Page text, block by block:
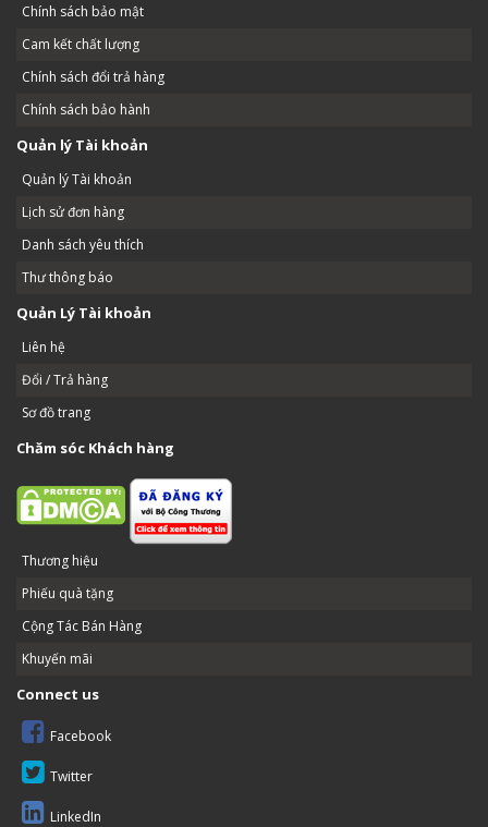
Chính sách bảo mật
Cam kết chất lượng
Chính sách đổi trả hàng
Chính sách bảo hành
Quản lý Tài khoản
Quản lý Tài khoản
Lịch sử đơn hàng
Danh sách yêu thích
Thư thông báo
Quản Lý Tài khoản
Liên hệ
Đổi / Trả hàng
Sơ đồ trang
Chăm sóc Khách hàng
Thương hiệu
Phiếu quà tặng
Cộng Tác Bán Hàng
Khuyến mãi
Connect us
Facebook
Twitter
LinkedIn